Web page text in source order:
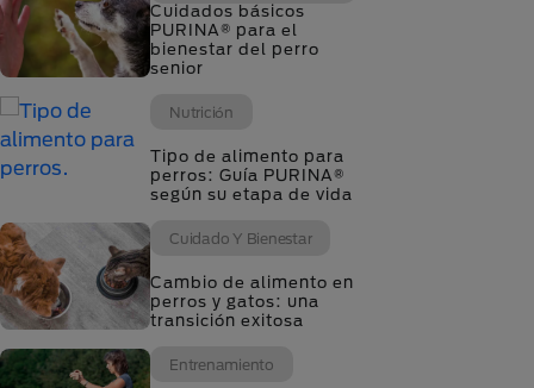
Cuidados básicos
PURINA® para el
bienestar del perro
senior
Nutrición
Tipo de alimento para
perros: Guía PURINA®
según su etapa de vida
Cuidado Y Bienestar
Cambio de alimento en
perros y gatos: una
transición exitosa
Entrenamiento